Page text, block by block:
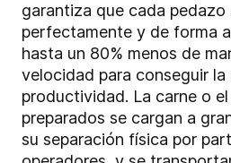
garantiza que cada pedazo
perfectamente y de forma
hasta un 80% menos de
velocidad para conseguir la
productividad. La carne o
preparados se cargan a
su separación física por